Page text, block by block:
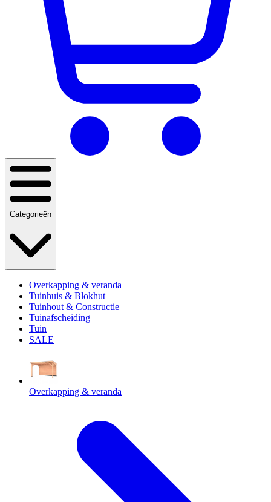
Categorieën
Overkapping & veranda
Tuinhuis & Blokhut
Tuinhout & Constructie
Tuinafscheiding
Tuin
SALE
Overkapping & veranda